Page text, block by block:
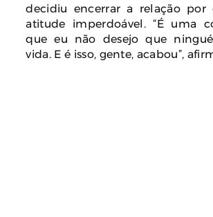
decidiu encerrar a relação por
atitude imperdoável. “É uma
que eu não desejo que
vida. E é isso, gente, acabou”,